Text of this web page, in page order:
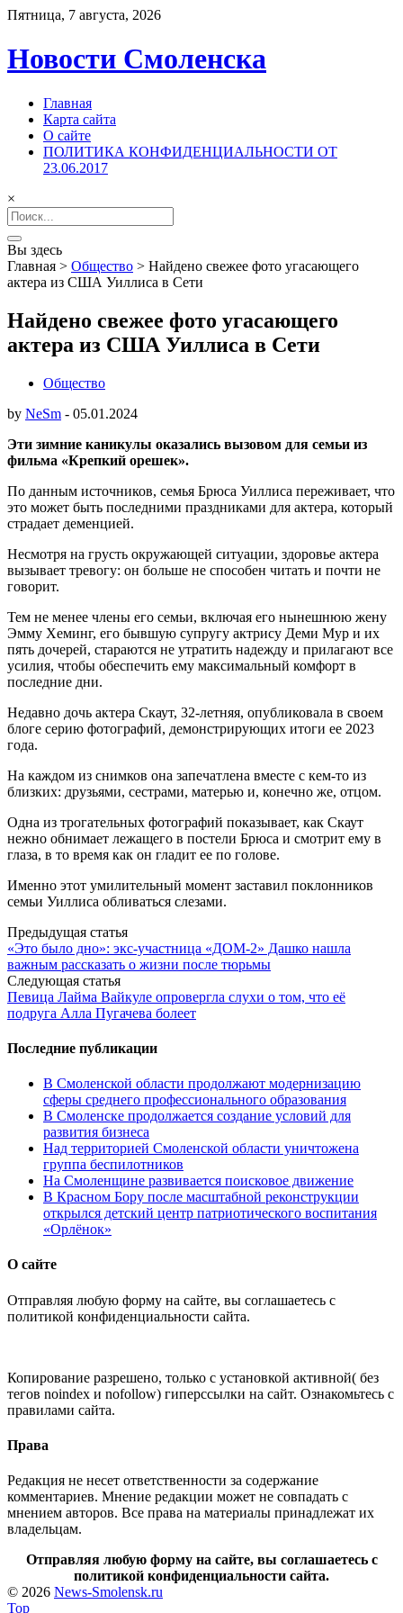
Пятница, 7 августа, 2026
Новости Смоленска
Главная
Карта сайта
О сайте
ПОЛИТИКА КОНФИДЕНЦИАЛЬНОСТИ ОТ
23.06.2017
×
Search
for:
Вы здесь
Главная > Общество > Найдено свежее фото угасающего
актера из США Уиллиса в Сети
Найдено свежее фото угасающего
актера из США Уиллиса в Сети
Общество
by NeSm - 05.01.2024
Эти зимние каникулы оказались вызовом для семьи из
фильма «Крепкий орешек».
По данным источников, семья Брюса Уиллиса переживает, что
это может быть последними праздниками для актера, который
страдает деменцией.
Несмотря на грусть окружающей ситуации, здоровье актера
вызывает тревогу: он больше не способен читать и почти не
говорит.
Тем не менее члены его семьи, включая его нынешнюю жену
Эмму Хеминг, его бывшую супругу актрису Деми Мур и их
пять дочерей, стараются не утратить надежду и прилагают все
усилия, чтобы обеспечить ему максимальный комфорт в
последние дни.
Недавно дочь актера Скаут, 32-летняя, опубликовала в своем
блоге серию фотографий, демонстрирующих итоги ее 2023
года.
На каждом из снимков она запечатлена вместе с кем-то из
близких: друзьями, сестрами, матерью и, конечно же, отцом.
Одна из трогательных фотографий показывает, как Скаут
нежно обнимает лежащего в постели Брюса и смотрит ему в
глаза, в то время как он гладит ее по голове.
Именно этот умилительный момент заставил поклонников
семьи Уиллиса обливаться слезами.
Post
navigation
Предыдущая статья
«Это было дно»: экс-участница «ДОМ-2» Дашко нашла
важным рассказать о жизни после тюрьмы
Следующая статья
Певица Лайма Вайкуле опровергла слухи о том, что её
подруга Алла Пугачева болеет
Последние публикации
В Смоленской области продолжают модернизацию
сферы среднего профессионального образования
В Смоленске продолжается создание условий для
развития бизнеса
Над территорией Смоленской области уничтожена
группа беспилотников
На Смоленщине развивается поисковое движение
В Красном Бору после масштабной реконструкции
открылся детский центр патриотического воспитания
«Орлёнок»
О сайте
Отправляя любую форму на сайте, вы соглашаетесь с
политикой конфиденциальности сайта.
Копирование разрешено, только с установкой активной( без
тегов noindex и nofollow) гиперссылки на сайт. Ознакомьтесь с
правилами сайта.
Права
Редакция не несет ответственности за содержание
комментариев. Мнение редакции может не совпадать с
мнением авторов. Все права на материалы принадлежат их
владельцам.
Отправляя любую форму на сайте, вы соглашаетесь с
политикой конфиденциальности сайта.
© 2026 News-Smolensk.ru
Top